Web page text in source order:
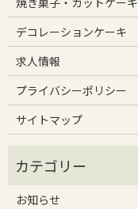
デコレーションケーキ
求人情報
プライバシーポリシー
サイトマップ
お知らせ